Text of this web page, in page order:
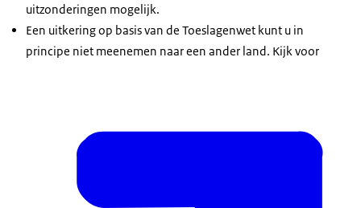
uitzonderingen mogelijk.
Een uitkering op basis van de Toeslagenwet kunt u in
principe niet meenemen naar een ander land. Kijk voor